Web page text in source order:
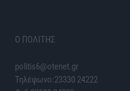
Ο ΠΟΛΙΤΗΣ
politis6@otenet.gr
Τηλέφωνο:23330 24222